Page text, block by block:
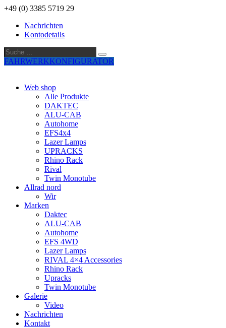
+49 (0) 3385 5719 29
Nachrichten
Kontodetails
Suche
…
Suche
FAHRWERKKONFIGURATOR
Web shop
Alle Produkte
DAKTEC
ALU-CAB
Autohome
EFS4x4
Lazer Lamps
UPRACKS
Rhino Rack
Rival
Twin Monotube
Allrad nord
Wir
Marken
Daktec
ALU-CAB
Autohome
EFS 4WD
Lazer Lamps
RIVAL 4×4 Accessories
Rhino Rack
Upracks
Twin Monotube
Galerie
Video
Nachrichten
Kontakt